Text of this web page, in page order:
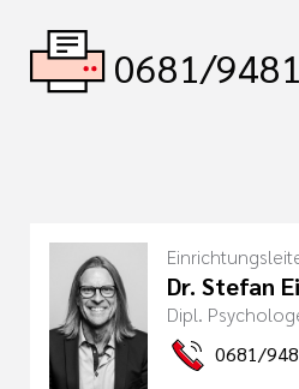
0681/
Dr. Stefan
Dipl.
0681/